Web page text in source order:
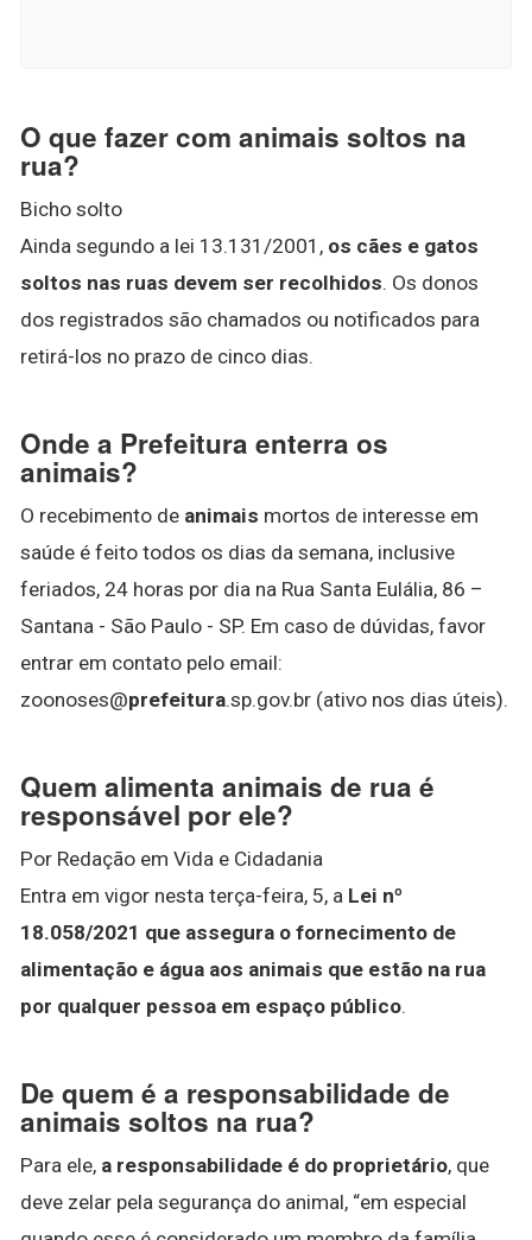
O que fazer com animais soltos na
rua?
Bicho solto
Ainda segundo a lei 13.131/2001, os cães e gatos
soltos nas ruas devem ser recolhidos. Os donos
dos registrados são chamados ou notificados para
retirá-los no prazo de cinco dias.
Onde a Prefeitura enterra os
animais?
O recebimento de animais mortos de interesse em
saúde é feito todos os dias da semana, inclusive
feriados, 24 horas por dia na Rua Santa Eulália, 86 –
Santana - São Paulo - SP. Em caso de dúvidas, favor
entrar em contato pelo email:
zoonoses@prefeitura.sp.gov.br (ativo nos dias úteis).
Quem alimenta animais de rua é
responsável por ele?
Por Redação em Vida e Cidadania
Entra em vigor nesta terça-feira, 5, a Lei nº
18.058/2021 que assegura o fornecimento de
alimentação e água aos animais que estão na rua
por qualquer pessoa em espaço público.
De quem é a responsabilidade de
animais soltos na rua?
Para ele, a responsabilidade é do proprietário, que
deve zelar pela segurança do animal, “em especial